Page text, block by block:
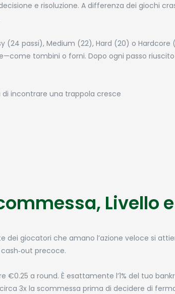
e risoluzione. A differenza dei giochi
passi), Medium (22), Hard (20) o Hardcore
tombini o forni. Dopo ogni passo riuscito
incontrare una trappola cresce
Livello
dei giocatori che amano l’azione veloce si
precoce.
a round. È esattamente l’1% del tuo
3x la scommessa prima di decidere di